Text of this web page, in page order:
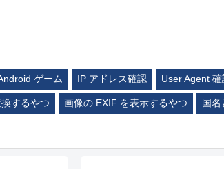
ゲーム IP アドレス確認 User Agent 確
するやつ 画像の EXIF を表示するやつ 国